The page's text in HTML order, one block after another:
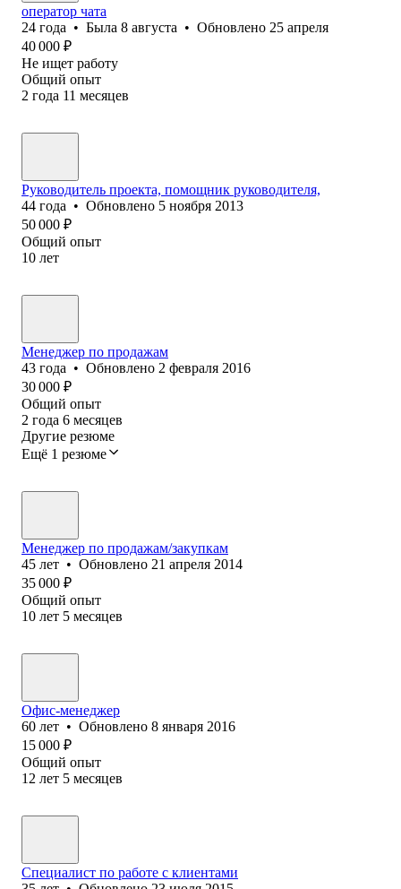
оператор чата
24 года • Была 8 августа • Обновлено 25 апреля
40 000 ₽
Не ищет работу
Общий опыт
2 года 11 месяцев
Руководитель проекта, помощник руководителя,
44 года • Обновлено 5 ноября 2013
50 000 ₽
Общий опыт
10 лет
Менеджер по продажам
43 года • Обновлено 2 февраля 2016
30 000 ₽
Общий опыт
2 года 6 месяцев
Другие резюме
Ещё 1 резюме
Менеджер по продажам/закупкам
45 лет • Обновлено 21 апреля 2014
35 000 ₽
Общий опыт
10 лет 5 месяцев
Офис-менеджер
60 лет • Обновлено 8 января 2016
15 000 ₽
Общий опыт
12 лет 5 месяцев
Специалист по работе с клиентами